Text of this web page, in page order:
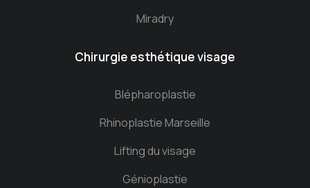
Miradry
Chirurgie esthétique visage
Blépharoplastie
Rhinoplastie Marseille
Lifting du visage
Génioplastie